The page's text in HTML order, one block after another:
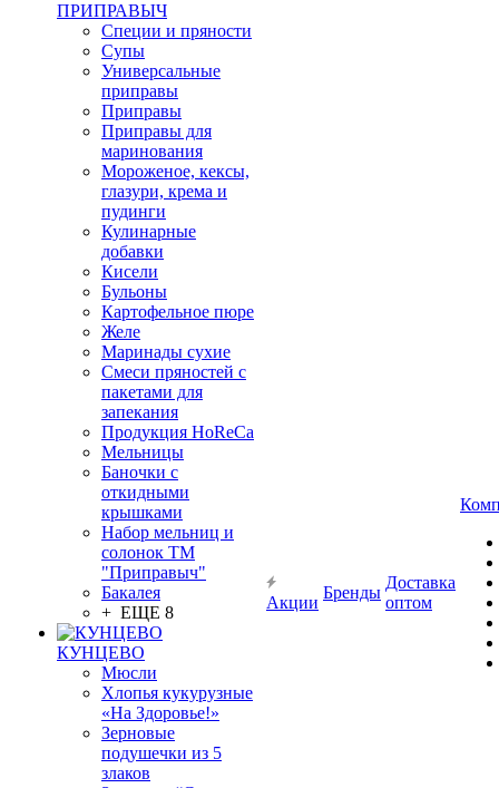
ПРИПРАВЫЧ
Специи и пряности
Супы
Универсальные
приправы
Приправы
Приправы для
маринования
Мороженое, кексы,
глазури, крема и
пудинги
Кулинарные
добавки
Кисели
Бульоны
Картофельное пюре
Желе
Маринады сухие
Смеси пряностей с
пакетами для
запекания
Продукция HoReCa
Мельницы
Баночки с
откидными
крышками
Набор мельниц и
солонок ТМ
"Приправыч"
Бакалея
+ ЕЩЕ 8
КУНЦЕВО
Мюсли
Хлопья кукурузные
«На Здоровье!»
Зерновые
подушечки из 5
злаков
Акции
Бренды
Доставка
оптом